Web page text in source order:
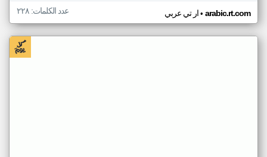
ار تي عربي• arabic.rt.com عدد الكلمات: ٢٢٨